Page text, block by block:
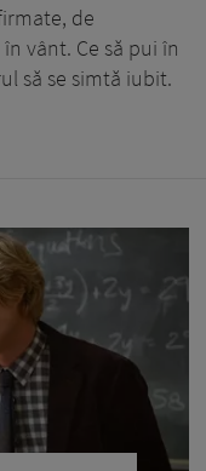
de
vânt. Ce să pui în
să se simtă iubit.